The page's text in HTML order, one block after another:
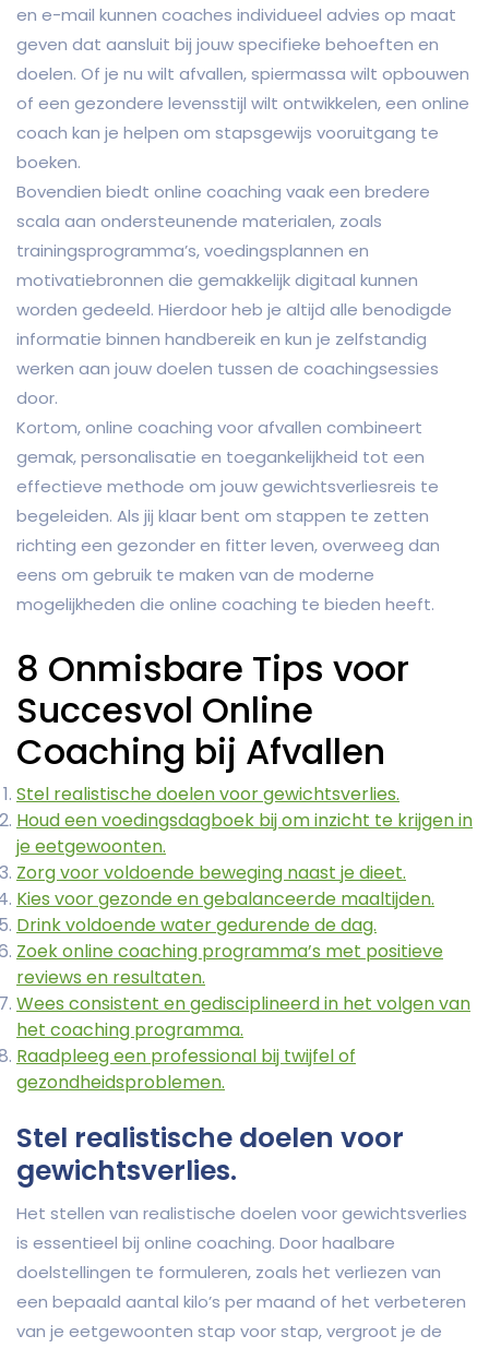
en e-mail kunnen coaches individueel advies op maat
geven dat aansluit bij jouw specifieke behoeften en
doelen. Of je nu wilt afvallen, spiermassa wilt opbouwen
of een gezondere levensstijl wilt ontwikkelen, een online
coach kan je helpen om stapsgewijs vooruitgang te
boeken.
Bovendien biedt online coaching vaak een bredere
scala aan ondersteunende materialen, zoals
trainingsprogramma’s, voedingsplannen en
motivatiebronnen die gemakkelijk digitaal kunnen
worden gedeeld. Hierdoor heb je altijd alle benodigde
informatie binnen handbereik en kun je zelfstandig
werken aan jouw doelen tussen de coachingsessies
door.
Kortom, online coaching voor afvallen combineert
gemak, personalisatie en toegankelijkheid tot een
effectieve methode om jouw gewichtsverliesreis te
begeleiden. Als jij klaar bent om stappen te zetten
richting een gezonder en fitter leven, overweeg dan
eens om gebruik te maken van de moderne
mogelijkheden die online coaching te bieden heeft.
8 Onmisbare Tips voor
Succesvol Online
Coaching bij Afvallen
Stel realistische doelen voor gewichtsverlies.
Houd een voedingsdagboek bij om inzicht te krijgen in
je eetgewoonten.
Zorg voor voldoende beweging naast je dieet.
Kies voor gezonde en gebalanceerde maaltijden.
Drink voldoende water gedurende de dag.
Zoek online coaching programma’s met positieve
reviews en resultaten.
Wees consistent en gedisciplineerd in het volgen van
het coaching programma.
Raadpleeg een professional bij twijfel of
gezondheidsproblemen.
Stel realistische doelen voor
gewichtsverlies.
Het stellen van realistische doelen voor gewichtsverlies
is essentieel bij online coaching. Door haalbare
doelstellingen te formuleren, zoals het verliezen van
een bepaald aantal kilo’s per maand of het verbeteren
van je eetgewoonten stap voor stap, vergroot je de